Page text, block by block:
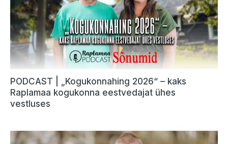
PODCAST | „Kogukonnahing 2026“ – kaks
Raplamaa kogukonna eestvedajat ühes
vestluses